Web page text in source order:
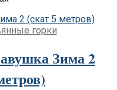
для дачи Perfetto
для дачи Лес Чудес
горки
Зима 2